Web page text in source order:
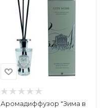
Аромадиффузор "Зима в